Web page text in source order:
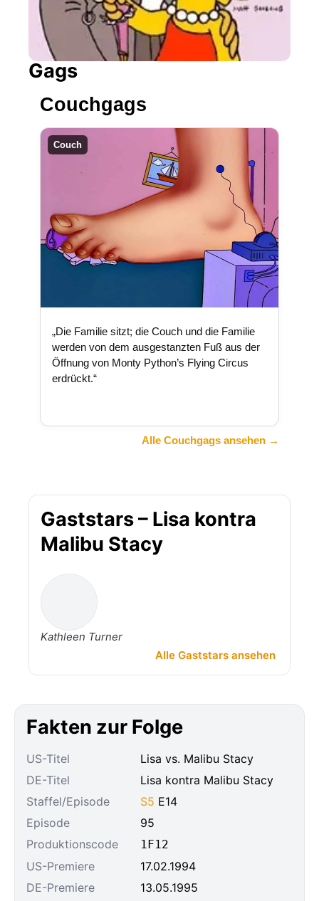
Gags
Couchgags
Couch
„Die Familie sitzt; die Couch und die Familie
werden von dem ausgestanzten Fuß aus der
Öffnung von Monty Python’s Flying Circus
erdrückt.“
Alle Couchgags ansehen →
Gaststars – Lisa kontra
Malibu Stacy
Kathleen Turner
Alle Gaststars ansehen
Fakten zur Folge
US-Titel
Lisa vs. Malibu Stacy
DE-Titel
Lisa kontra Malibu Stacy
Staffel/Episode
S5 E14
Episode
95
Produktionscode
1F12
US-Premiere
17.02.1994
DE-Premiere
13.05.1995